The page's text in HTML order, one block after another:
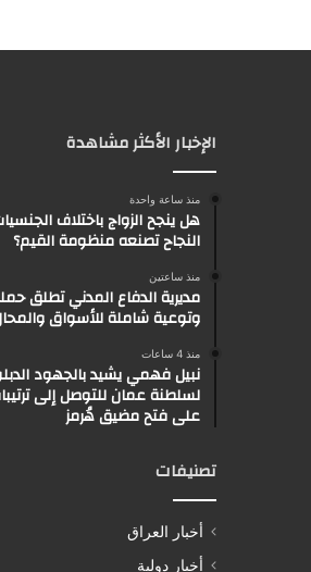
الإخبار الأكثر مشاهدة
منذ ساعة واحدة
هل ينجح الزواج باختلاف
النجاح تصنعه منظومة القيم؟
منذ ساعتين
مديرية الدفاع المدني تطلق
وتوعية شاملة للأسواق
منذ 4 ساعات
نبيل فهمي يشيد بالجهود
لسلطنة عمان للتوصل إلى
على فتح مضيق هُرمز
تصنيفات
أخبار العراق
أخبار دولية